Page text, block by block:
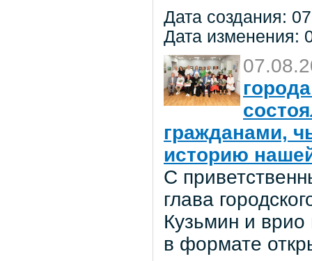
Дата создания:
Дата изменения:
гражданами,
историю
С
глава
Кузьмин и
в формате